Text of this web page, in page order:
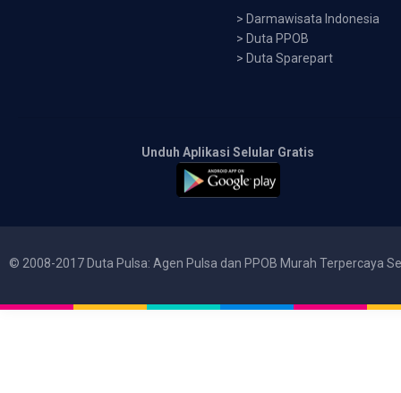
> Darmawisata Indonesia
> Duta PPOB
> Duta Sparepart
Unduh Aplikasi Selular Gratis
© 2008-2017 Duta Pulsa: Agen Pulsa dan PPOB Murah Terpercaya